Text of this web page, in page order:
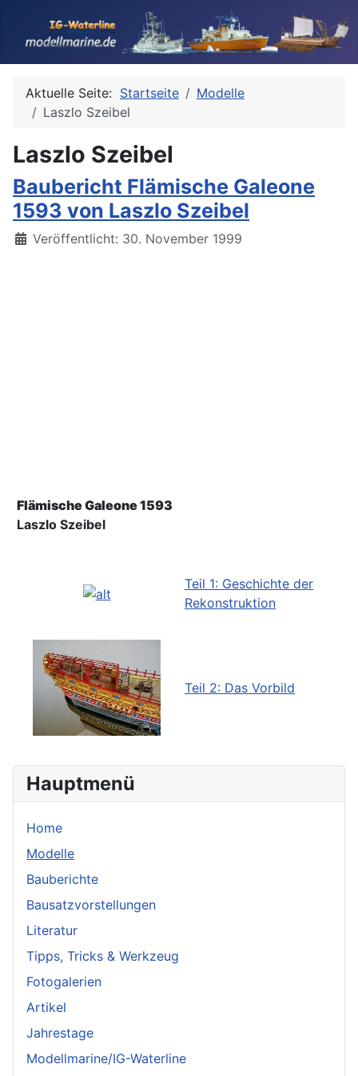
Hauptmenü
Home
Modelle
Bauberichte
Bausatzvorstellungen
Literatur
Tipps, Tricks & Werkzeug
Fotogalerien
Artikel
Jahrestage
Modellmarine/IG-Waterline
Aktuelle Seite: Startseite
Modelle
Laszlo Szeibel
Laszlo Szeibel
Baubericht Flämische Galeone
1593 von Laszlo Szeibel
Details
Veröffentlicht: 30. November 1999
Flämische Galeone 1593
Laszlo Szeibel
Teil 1: Geschichte der
Rekonstruktion
Teil 2: Das Vorbild